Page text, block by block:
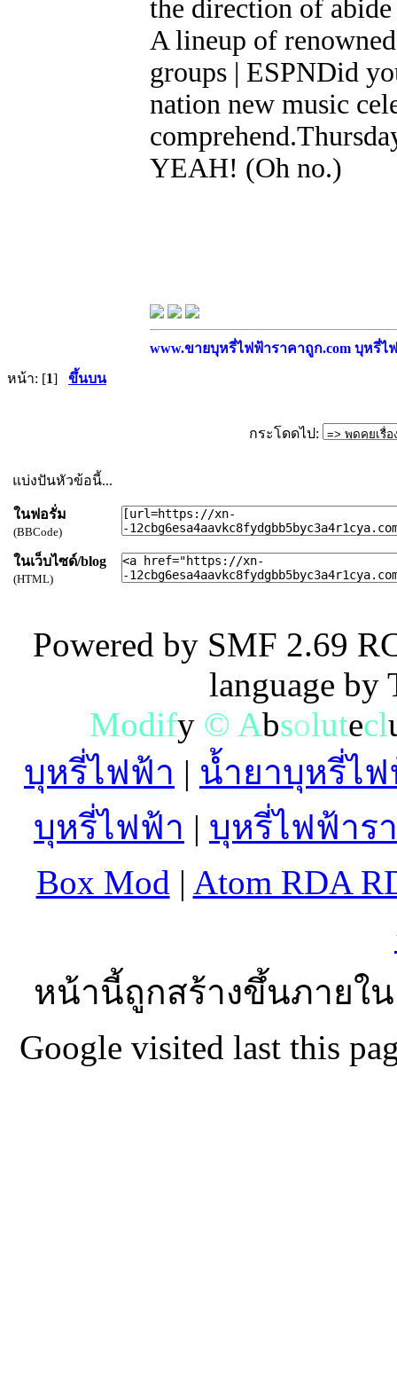
the direction of
A lineup of
groups | ESPNDid
nation new music
YEAH! (Oh no.)
www.ขายบุหรี่ไฟฟ้าราคาถูก.com บุหรี่ไ
หน้า: [1] ขึ้นบน
กระโดดไป:
แบ่งปันหัวข้อนี้...
ในฟอรั่ม
(BBCode)
ในเว็บไซด์/blog
(HTML)
Powered by SMF 2.69
language
Modify © Absolutecl
บุหรี่ไฟฟ้า | น้ำยาบุหรี่ไ
บุหรี่ไฟฟ้า | บุหรี่ไฟฟ้าร
Box Mod | Atom RDA
หน้านี้ถูกสร้างขึ้นภายใน
Google visited last this